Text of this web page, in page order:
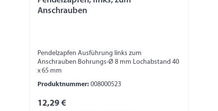
Anschrauben
Pendelzapfen Ausführung links zum
Anschrauben Bohrungs-Ø 8 mm Lochabstand 40
x 65 mm
Produktnummer: 008000523
12,29 €